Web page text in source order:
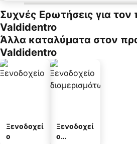
Συχνές Ερωτήσεις για τον
Valdidentro
Άλλα καταλύματα στον
Valdidentro
Ξενοδοχεί
ο
Ξενοδοχεί
ο